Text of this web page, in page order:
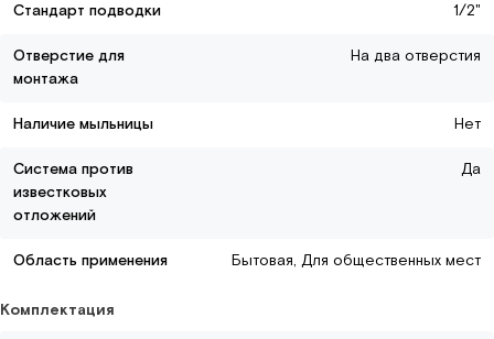
Стандарт подводки 1/2"
Отверстие для
монтажа
На два отверстия
Наличие мыльницы Нет
Система против
известковых
отложений
Да
Область применения Бытовая, Для общественных мест
Комплектация